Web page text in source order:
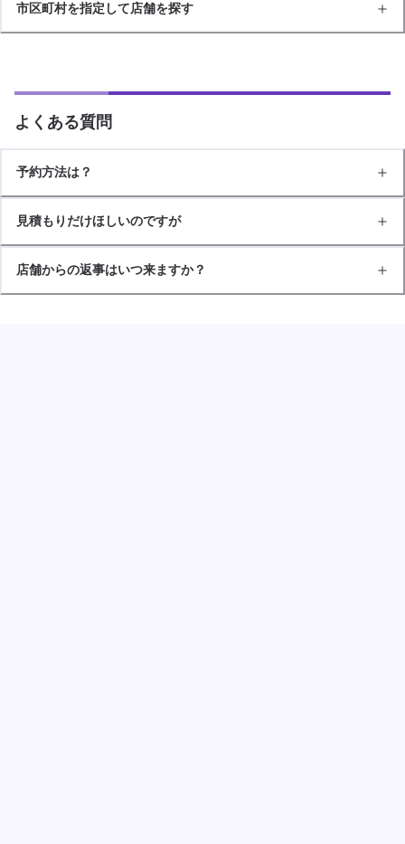
市区町村を指定して店舗を探す
よくある質問
予約方法は？
見積もりだけほしいのですが
店舗からの返事はいつ来ますか？